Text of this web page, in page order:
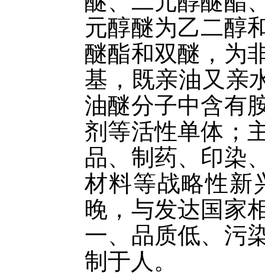
元醇醚为乙二醇
醚酯和双醚，为
基，既亲油又亲
油醚分子中含有
剂等活性单体；
品、制药、印染
材料等战略性新
晚，与发达国家
一、品质低、污
制于人。